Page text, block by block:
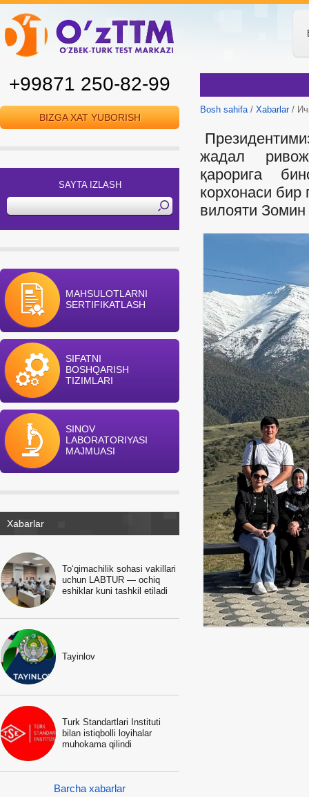
+99871 250-82-99
BIZGA XAT YUBORISH
SAYTA IZLASH
MAHSULOTLARNI
SERTIFIKATLASH
SIFATNI
BOSHQARISH
TIZIMLARI
SINOV
LABORATORIYASI
MAJMUASI
Xabarlar
To‘qimachilik sohasi vakillari
uchun LABTUR — ochiq
eshiklar kuni tashkil etiladi
Tayinlov
Turk Standartlari Instituti
bilan istiqbolli loyihalar
muhokama qilindi
Barcha xabarlar
Bosh sahifa/ Xabarlar/
жадал
қарорига
корхонаси бир
вилояти